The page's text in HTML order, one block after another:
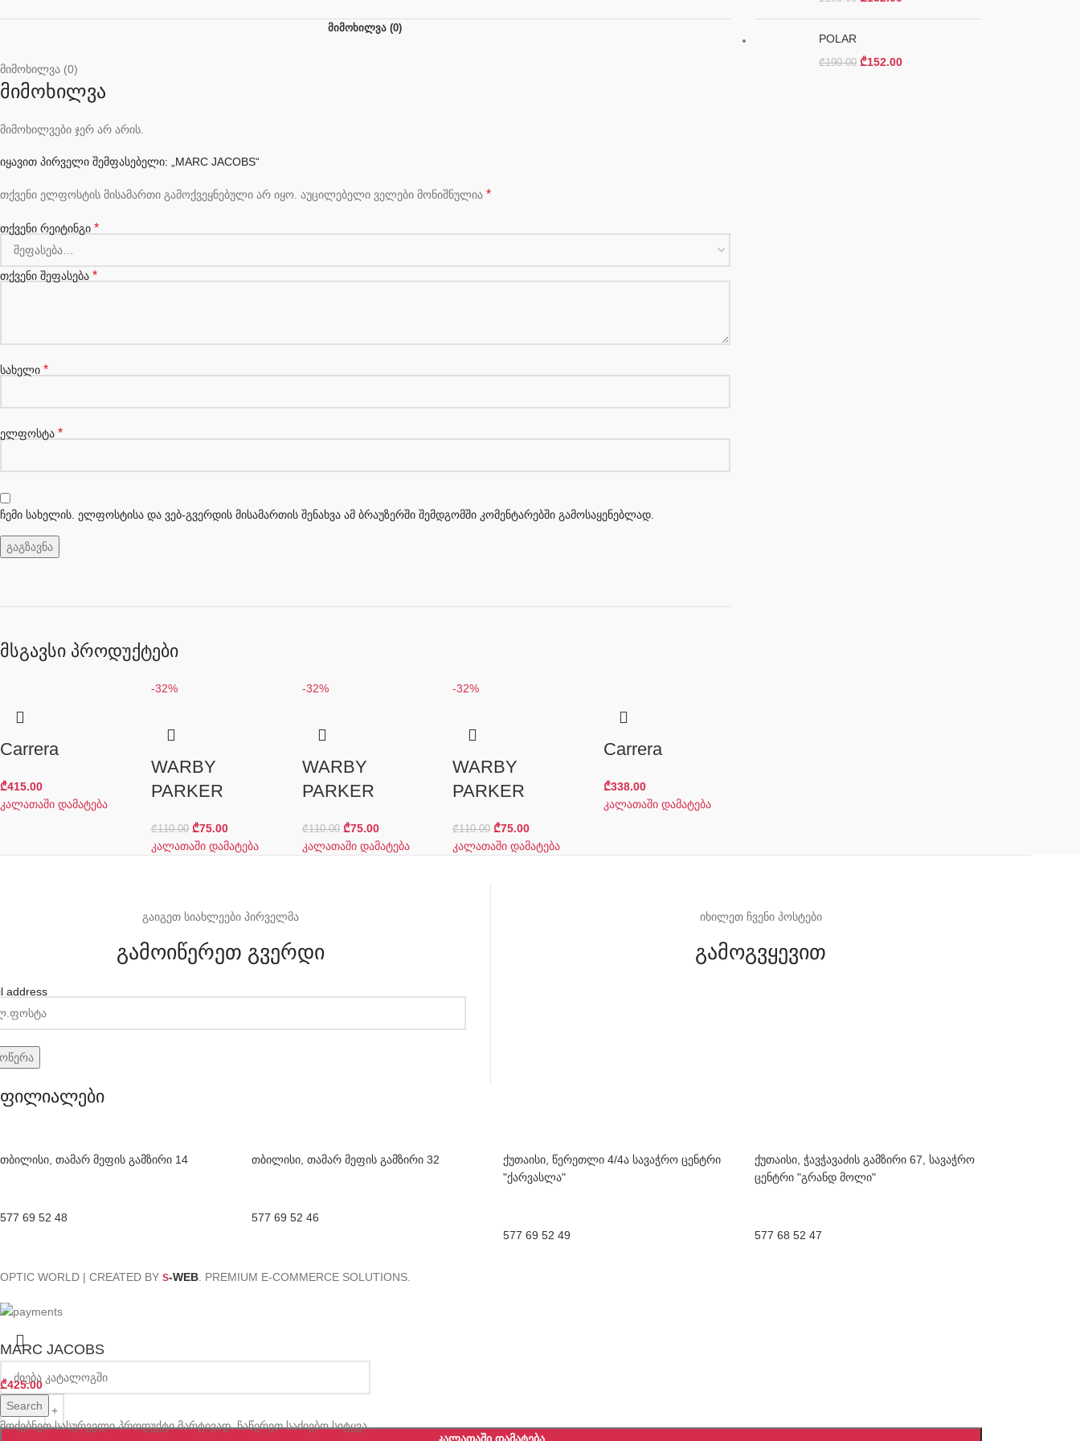
ᲛᲘᲛᲝᲮᲘᲚᲕᲐ (0)
მიმოხილვა (0)
მიმოხილვა
მიმოხილვები ჯერ არ არის.
იყავით პირველი შემფასებელი: „MARC JACOBS“
თქვენი ელფოსტის მისამართი გამოქვეყნებული არ იყო. აუცილებელი ველები მონიშნულია *
თქვენი რეიტინგი *
თქვენი შეფასება *
სახელი *
ელფოსტა *
ჩემი სახელის. ელფოსტისა და ვებ-გვერდის მისამართის შენახვა ამ ბრაუზერში შემდგომში კომენტარებში გამოსაყენებლად.
მსგავსი პროდუქტები
Carrera
₾415.00
კალათაში დამატება
-32%
WARBY
PARKER
₾110.00 ₾75.00
კალათაში დამატება
-32%
WARBY
PARKER
₾110.00 ₾75.00
კალათაში დამატება
-32%
WARBY
PARKER
₾110.00 ₾75.00
კალათაში დამატება
Сarrera
₾338.00
კალათაში დამატება
POLAR
₾190.00 ₾152.00
გაიგეთ სიახლეები პირველმა
გამოიწერეთ გვერდი
address
იხილეთ ჩვენი პოსტები
გამოგვყევით
ფილიალები
თბილისი, თამარ მეფის გამზირი 14
577 69 52 48
თბილისი, თამარ მეფის გამზირი 32
577 69 52 46
ქუთაისი, წერეთლი 4/4ა სავაჭრო ცენტრი
"ქარვასლა"
577 69 52 49
ქუთაისი, ჭავჭავაძის გამზირი 67, სავაჭრო
ცენტრი "გრანდ მოლი"
577 68 52 47
OPTIC WORLD | CREATED BY S-WEB . PREMIUM E-COMMERCE SOLUTIONS.
Search
მოძებნეთ სასურველი პროდუქტი მარტივად, ჩაწერეთ საძიებო სიტყვა.
MARC JACOBS
₾425.00
ᲙᲐᲚᲐᲗᲐᲨᲘ ᲓᲐᲛᲐᲢᲔᲑᲐ